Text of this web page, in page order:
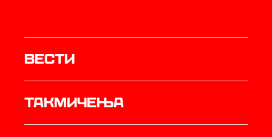
Вести
Такмичења